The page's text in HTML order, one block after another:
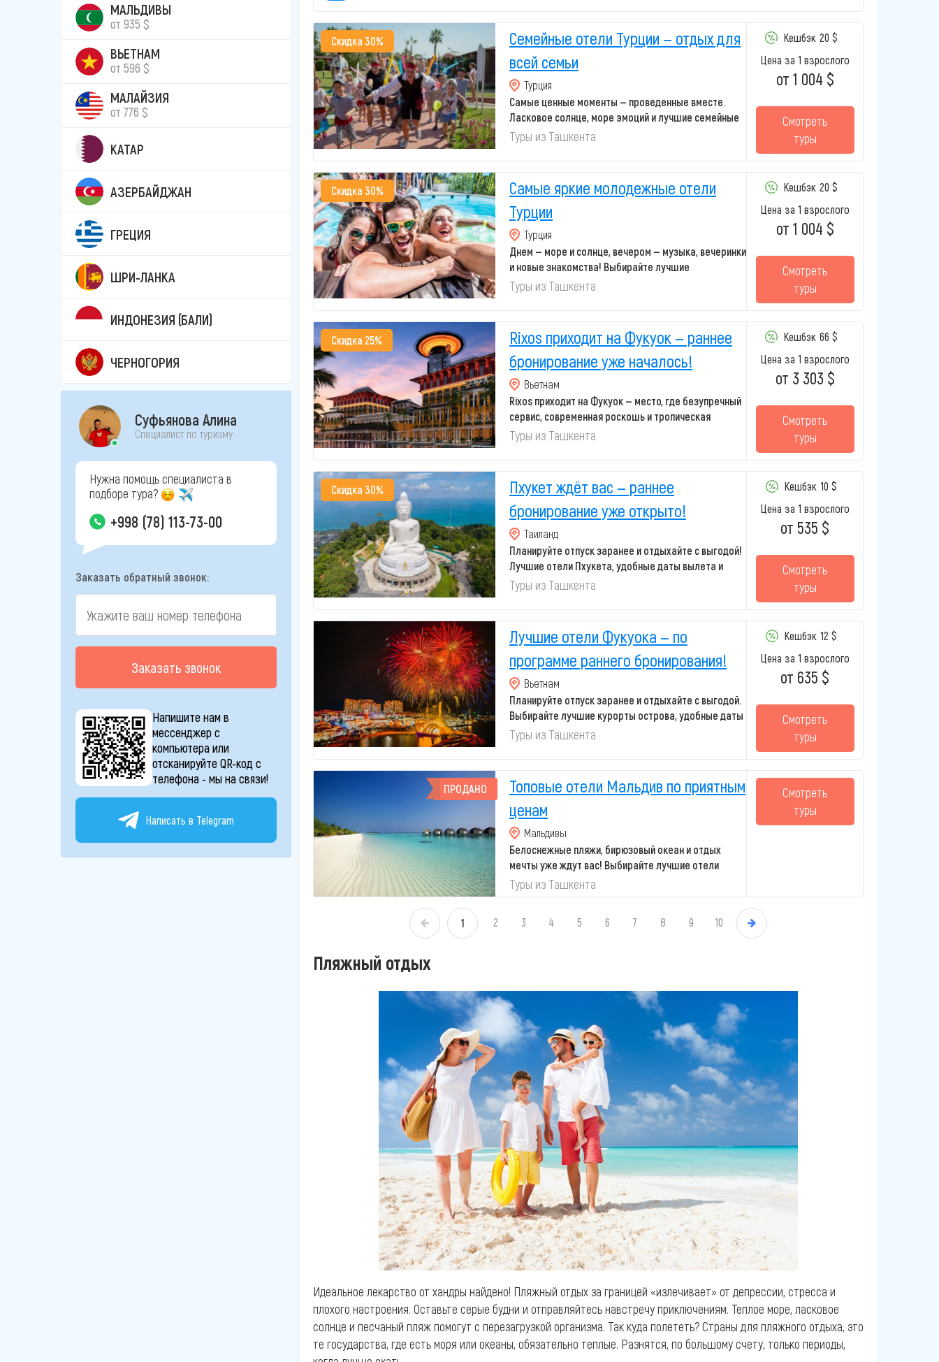
МАЛЬДИВЫ
от 935 $
ВЬЕТНАМ
от 596 $
МАЛАЙЗИЯ
от 776 $
КАТАР
АЗЕРБАЙДЖАН
ГРЕЦИЯ
ШРИ-ЛАНКА
ИНДОНЕЗИЯ (БАЛИ)
ЧЕРНОГОРИЯ
Суфьянова Алина
Специалист по туризму
Нужна помощь специалиста в
подборе тура?
+998 (78) 113-73-00
Заказать обратный звонок:
Заказать звонок
Напишите нам в
мессенджер с
компьютера или
отсканируйте QR-код с
телефона - мы на связи!
Написать в Telegram
Скидка 30%
Семейные отели Турции — отдых для
всей семьи
Турция
Самые ценные моменты — проведенные вместе.
Ласковое солнце, море эмоций и лучшие семейные
отели Турц...
Туры из Ташкента
Кешбэк 20 $
Цена за 1 взрослого
от 1 004 $
Смотреть
туры
Скидка 30%
Самые яркие молодежные отели
Турции
Турция
Днем — море и солнце, вечером — музыка, вечеринки
и новые знакомства! Выбирайте лучшие
молодежные от...
Туры из Ташкента
Кешбэк 20 $
Цена за 1 взрослого
от 1 004 $
Смотреть
туры
Скидка 25%
Rixos приходит на Фукуок — раннее
бронирование уже началось!
Вьетнам
Rixos приходит на Фукуок — место, где безупречный
сервис, современная роскошь и тропическая
природа
Туры из Ташкента
Кешбэк 66 $
Цена за 1 взрослого
от 3 303 $
Смотреть
туры
Скидка 30%
Пхукет ждёт вас — раннее
бронирование уже открыто!
Таиланд
Планируйте отпуск заранее и отдыхайте с выгодой!
Лучшие отели Пхукета, удобные даты вылета и
привлек...
Туры из Ташкента
Кешбэк 10 $
Цена за 1 взрослого
от 535 $
Смотреть
туры
Лучшие отели Фукуока — по
программе раннего бронирования!
Вьетнам
Планируйте отпуск заранее и отдыхайте с выгодой.
Выбирайте лучшие курорты острова, удобные даты
выле...
Туры из Ташкента
Кешбэк 12 $
Цена за 1 взрослого
от 635 $
Смотреть
туры
ПРОДАНО
Топовые отели Мальдив по приятным
ценам
Мальдивы
Белоснежные пляжи, бирюзовый океан и отдых
мечты уже ждут вас! Выбирайте лучшие отели
Мальдив по при...
Туры из Ташкента
Смотреть
туры
« 1 2 3 4 5 6 7 8 9 10 »
Пляжный отдых
Идеальное лекарство от хандры найдено! Пляжный отдых за границей «излечивает» от депрессии, стресса и
плохого настроения. Оставьте серые будни и отправляйтесь навстречу приключениям. Теплое море, ласковое
солнце и песчаный пляж помогут с перезагрузкой организма. Так куда полететь? Страны для пляжного отдыха, это
те государства, где есть моря или океаны, обязательно теплые. Разнятся, по большому счету, только периоды,